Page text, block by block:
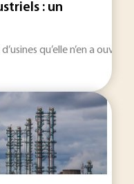
: un
d’usines qu’elle n’en a